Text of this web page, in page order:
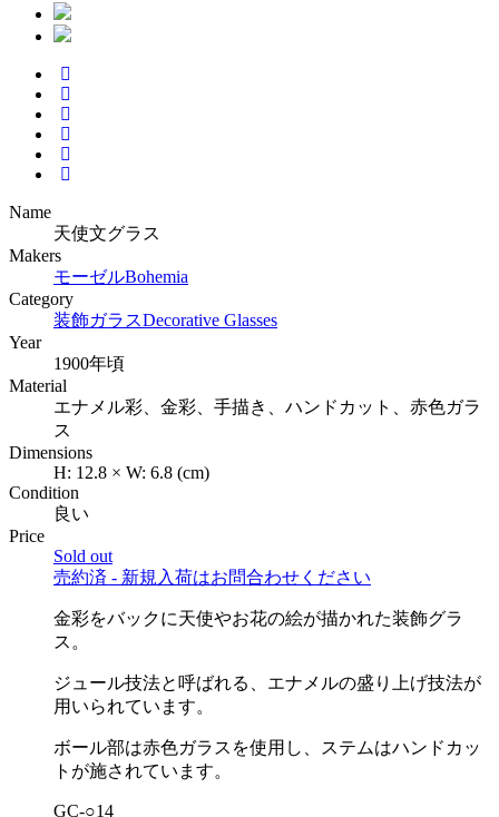
Name
天使文グラス
Makers
モーゼルBohemia
Category
装飾ガラスDecorative Glasses
Year
1900年頃
Material
エナメル彩、金彩、手描き、ハンドカット、赤色ガラ
ス
Dimensions
H: 12.8 × W: 6.8 (cm)
Condition
良い
Price
Sold out
売約済 - 新規入荷はお問合わせください
金彩をバックに天使やお花の絵が描かれた装飾グラ
ス。
ジュール技法と呼ばれる、エナメルの盛り上げ技法が
用いられています。
ボール部は赤色ガラスを使用し、ステムはハンドカッ
トが施されています。
GC-○14